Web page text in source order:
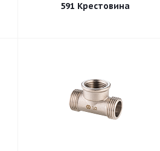
591 Крестовина